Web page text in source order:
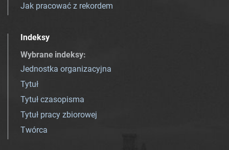
Jak pracować z rekordem
Indeksy
Wybrane indeksy:
Jednostka organizacyjna
Tytuł
Tytuł czasopisma
Tytuł pracy zbiorowej
Twórca